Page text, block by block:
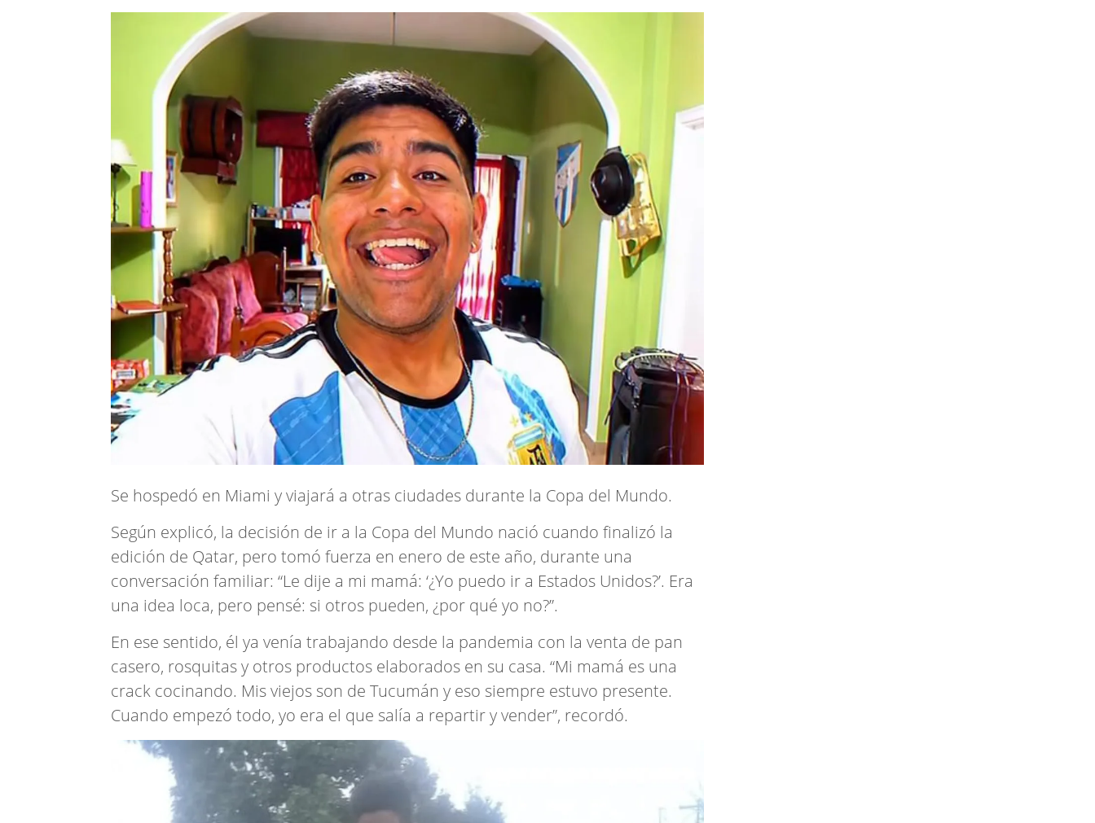
Se hospedó en Miami y viajará a otras ciudades durante la Copa del Mundo.
Según explicó, la decisión de ir a la Copa del Mundo nació cuando finalizó la
edición de Qatar, pero tomó fuerza en enero de este año, durante una
conversación familiar: “Le dije a mi mamá: ‘¿Yo puedo ir a Estados Unidos?’. Era
una idea loca, pero pensé: si otros pueden, ¿por qué yo no?”.
En ese sentido, él ya venía trabajando desde la pandemia con la venta de pan
casero, rosquitas y otros productos elaborados en su casa. “Mi mamá es una
crack cocinando. Mis viejos son de Tucumán y eso siempre estuvo presente.
Cuando empezó todo, yo era el que salía a repartir y vender”, recordó.